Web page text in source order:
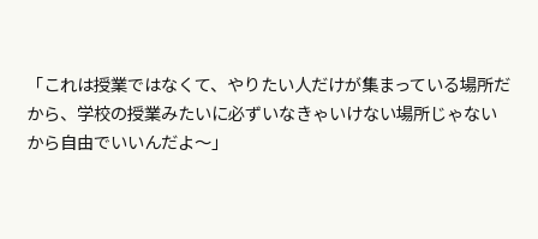
「これは授業ではなくて、やりたい人だけが集まっている場所だ
から、学校の授業みたいに必ずいなきゃいけない場所じゃない
から自由でいいんだよ〜」